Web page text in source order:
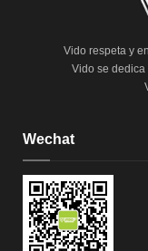
Vido respeta y
Vido se dedica
Wechat